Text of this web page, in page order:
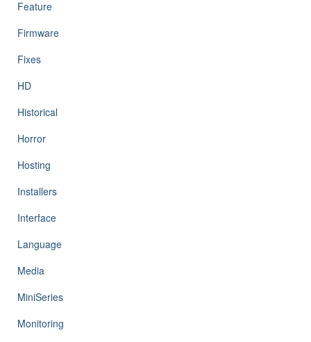
Feature
Firmware
Fixes
HD
Historical
Horror
Hosting
Installers
Interface
Language
Media
MiniSeries
Monitoring